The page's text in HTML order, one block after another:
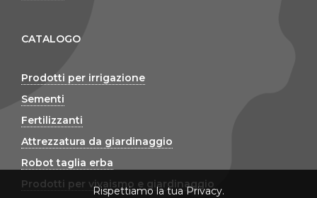
CATALOGO
Prodotti per irrigazione
Sementi
Fertilizzanti
Attrezzatura da giardinaggio
Robot taglia erba
Prodotti per vivaismo e giardinaggio
Rispettiamo la tua Privacy.